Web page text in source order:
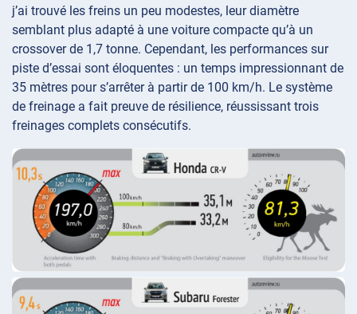
j’ai trouvé les freins un peu modestes, leur diamètre
semblant plus adapté à une voiture compacte qu’à un
crossover de 1,7 tonne. Cependant, les performances sur
piste d’essai sont éloquentes : un temps impressionnant de
35 mètres pour s’arrêter à partir de 100 km/h. Le système
de freinage a fait preuve de résilience, réussissant trois
freinages complets consécutifs.